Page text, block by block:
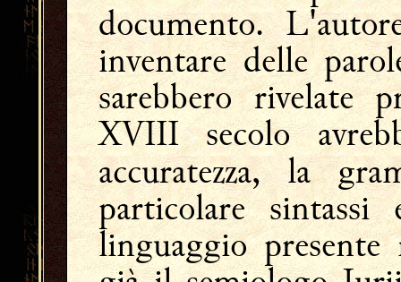
documento.
inventare delle
sarebbero rivelate
XVIII secolo
accuratezza, la
particolare
linguaggio